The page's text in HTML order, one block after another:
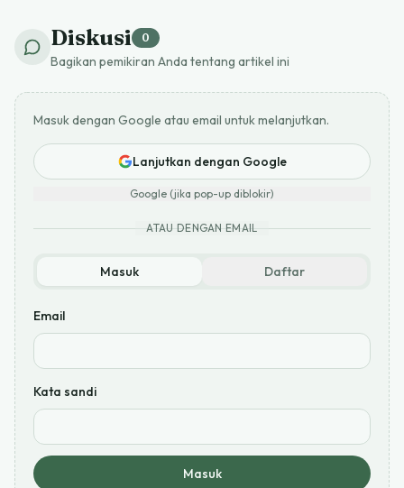
Diskusi 0
Bagikan pemikiran Anda tentang artikel ini
Masuk dengan Google atau email untuk melanjutkan.
Lanjutkan dengan Google
Google (jika pop-up diblokir)
ATAU DENGAN EMAIL
Masuk Daftar
Email
Kata sandi
Masuk